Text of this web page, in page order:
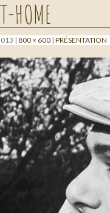
HOME
800 × 600 PRÉSENTATION